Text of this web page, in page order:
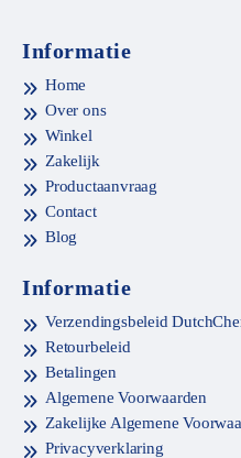
Informatie
Home
Over ons
Winkel
Zakelijk
Productaanvraag
Contact
Blog
Informatie
Verzendingsbeleid
Retourbeleid
Betalingen
Algemene Voorwaarden
Zakelijke Algemene
Privacyverklaring